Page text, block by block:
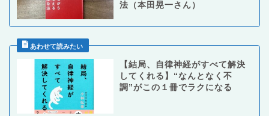
法（本田晃一さん）
【結局、自律神経がすべて解決
してくれる】“なんとなく不
調”がこの１冊でラクになる